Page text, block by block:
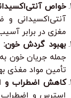
خواص
آنتی‌اکسیدانی و
مغزی در برابر
بهبود گردش خون:
جمله جریان خون
تأمین مواد مغذی
کاهش اضطراب و
استرس و اضطراب